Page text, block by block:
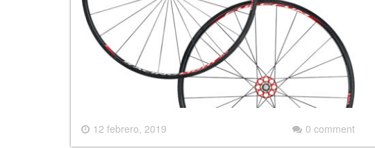
12 febrero, 2019 0 comment